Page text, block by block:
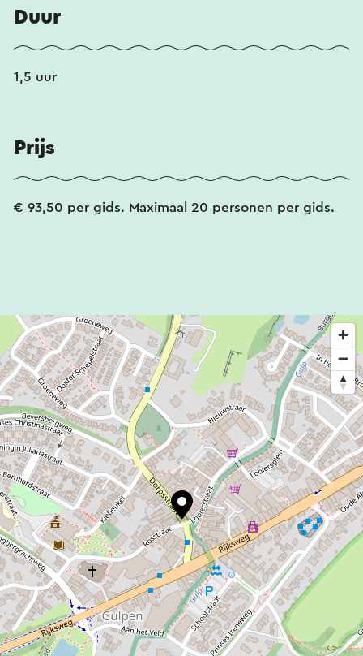
Duur
1,5 uur
Prijs
€ 93,50 per gids. Maximaal 20 personen per gids.